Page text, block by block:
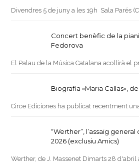
Divendres 5 de juny a les 19h Sala Parés
Concert benèfic de la
Fedorova
El Palau de la Música Catalana acollirà el
Biografia «Maria Callas»,
Circe Ediciones ha publicat recentment
“Werther”, l’assaig
2026 (exclusiu Amics)
Werther, de J. Massenet Dimarts 28 d'abril